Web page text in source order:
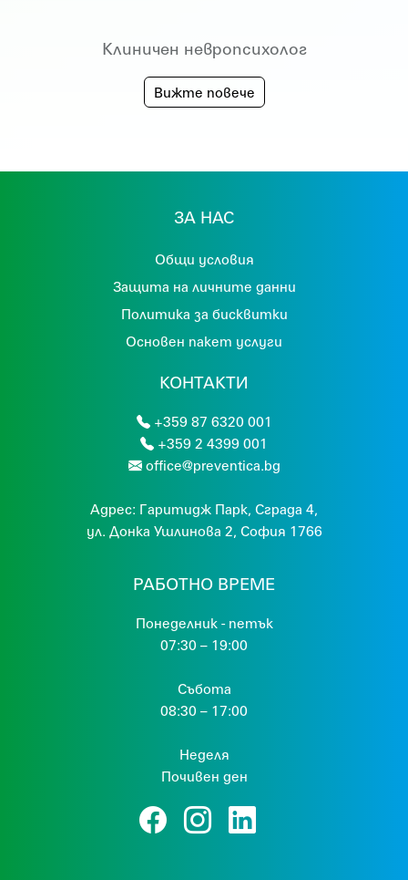
Клиничен невропсихолог
Вижте повече
ЗА НАС
Общи условия
Защита на личните данни
Политика за бисквитки
Основен пакет услуги
КОНТАКТИ
+359 87 6320 001
+359 2 4399 001
office@preventica.bg
Адрес: Гaритидж Парк, Сграда 4,
ул. Донка Ушлинова 2, София 1766
РАБОТНО ВРЕМЕ
Понеделник - петък
07:30 – 19:00
Събота
08:30 – 17:00
Неделя
Почивен ден